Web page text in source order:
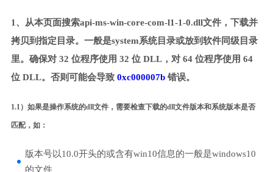
1、从本页面搜索api-ms-win-core-com-l1-1-0.dll文件，下载并
拷贝到指定目录。一般是system系统目录或放到软件同级目录
里。确保对 32 位程序使用 32 位 DLL，对 64 位程序使用 64
位 DLL。否则可能会导致 0xc000007b错误。
1.1）如果是操作系统的dll文件，需要检查下载的dll文件版本和系统版本是否
匹配，如：
版本号以10.0开头的或含有win10信息的一般是windows10
的文件